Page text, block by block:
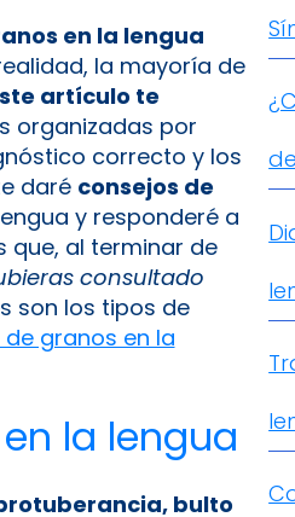
en la lengua
la mayoría de
artículo te
organizadas por
correcto y los
daré consejos de
y responderé a
que, al terminar de
consultado
son los tipos de
granos en la
la lengua
bulto